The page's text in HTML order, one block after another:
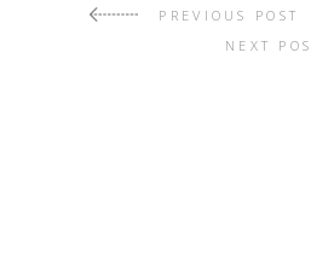
PREVIOUS POST
NEXT